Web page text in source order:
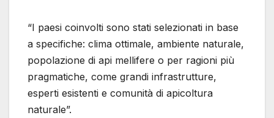
“I paesi coinvolti sono stati selezionati in base
a specifiche: clima ottimale, ambiente naturale,
popolazione di api mellifere o per ragioni più
pragmatiche, come grandi infrastrutture,
esperti esistenti e comunità di apicoltura
naturale”.